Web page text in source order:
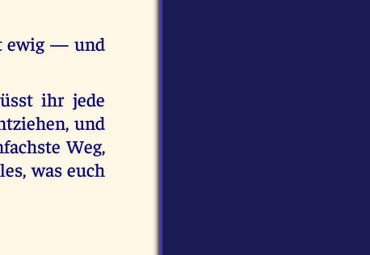
ewig — und
ihr jede
und
Weg,
was euch